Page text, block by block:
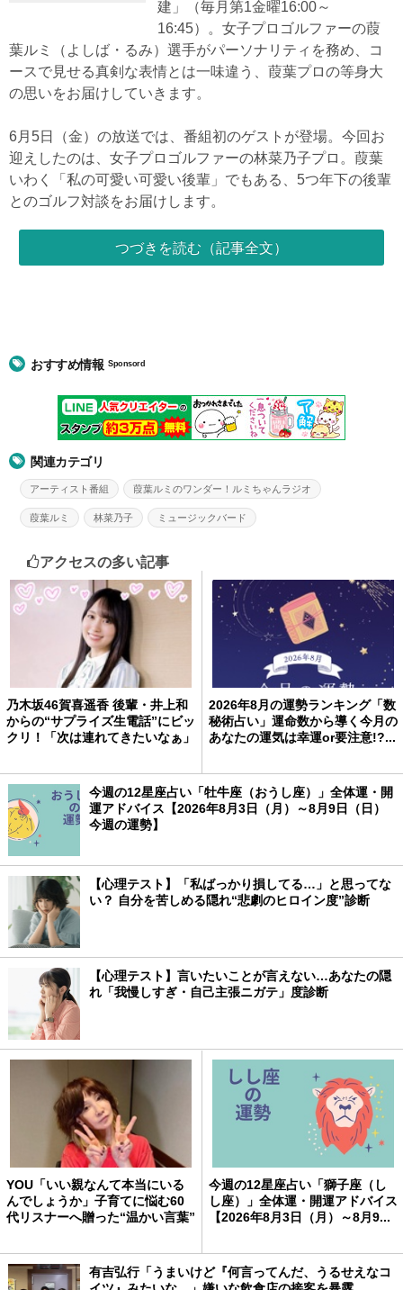
建」（毎月第1金曜16:00～
16:45）。女子プロゴルファーの葭
葉ルミ（よしば・るみ）選手がパーソナリティを務め、コ
ースで見せる真剣な表情とは一味違う、葭葉プロの等身大
の思いをお届けしていきます。
6月5日（金）の放送では、番組初のゲストが登場。今回お
迎えしたのは、女子プロゴルファーの林菜乃子プロ。葭葉
いわく「私の可愛い可愛い後輩」でもある、5つ年下の後輩
とのゴルフ対談をお届けします。
つづきを読む（記事全文）
おすすめ情報Sponsord
関連カテゴリ
アーティスト番組 葭葉ルミのワンダー！ルミちゃんラジオ
葭葉ルミ 林菜乃子 ミュージックバード
アクセスの多い記事
乃木坂46賀喜遥香 後輩・井上和
からの“サプライズ生電話”にビッ
クリ！「次は連れてきたいなぁ」
2026年8月の運勢ランキング「数
秘術占い」運命数から導く今月の
あなたの運気は幸運or要注意!?...
今週の12星座占い「牡牛座（おうし座）」全体運・開
運アドバイス【2026年8月3日（月）～8月9日（日）
今週の運勢】
【心理テスト】「私ばっかり損してる…」と思ってな
い？ 自分を苦しめる隠れ“悲劇のヒロイン度”診断
【心理テスト】言いたいことが言えない…あなたの隠
れ「我慢しすぎ・自己主張ニガテ」度診断
YOU「いい親なんて本当にいる
んでしょうか」子育てに悩む60
代リスナーへ贈った“温かい言葉”
今週の12星座占い「獅子座（し
し座）」全体運・開運アドバイス
【2026年8月3日（月）～8月9...
有吉弘行「うまいけど『何言ってんだ、うるせえなコ